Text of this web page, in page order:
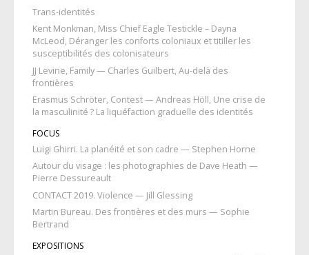
Trans-identités
Kent Monkman, Miss Chief Eagle Testickle – Dayna
McLeod, Déranger les conforts coloniaux et titiller les
susceptibilités des colonisateurs
JJ Levine, Family — Charles Guilbert, Au-delà des
frontières
Erasmus Schröter, Contest — Andreas Höll, Une crise de
la masculinité ? La liquéfaction graduelle des identités
FOCUS
Luigi Ghirri. La planéité et son cadre — Stephen Horne
Autour du visage : les photographies de Dave Heath —
Pierre Dessureault
CONTACT 2019. Violence — Jill Glessing
Martin Bureau. Des frontières et des murs — Sophie
Bertrand
EXPOSITIONS